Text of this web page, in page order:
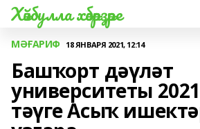
Хәйбулла хәбәрҙәре
МӘҒАРИФ 18 ЯНВАРЯ 2021, 12:14
Башҡорт дәүләт
университеты
тәүге Асыҡ